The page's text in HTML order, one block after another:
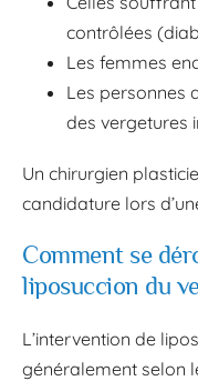
contrôlées
Les femmes
Les personnes
des vergetures
Un chirurgien
candidature lors
Comment se
liposuccion du
L’intervention de
généralement selon